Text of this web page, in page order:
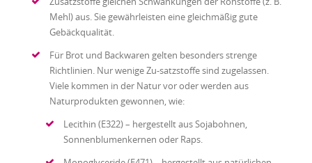
Mehl) aus. Sie gewährleisten eine gleichmäßig gute
Gebäckqualität.
Für Brot und Backwaren gelten besonders strenge
Richtlinien. Nur wenige Zu-satzstoffe sind zugelassen.
Viele kommen in der Natur vor oder werden aus
Naturprodukten gewonnen, wie:
Lecithin (E322) – hergestellt aus Sojabohnen,
Sonnenblumenkernen oder Raps.